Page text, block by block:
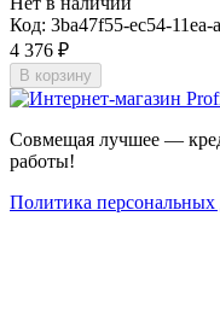
Код: 3ba47f55-ec54-
4 376 ₽
В корзину
Совмещая лучшее —
работы!
Политика